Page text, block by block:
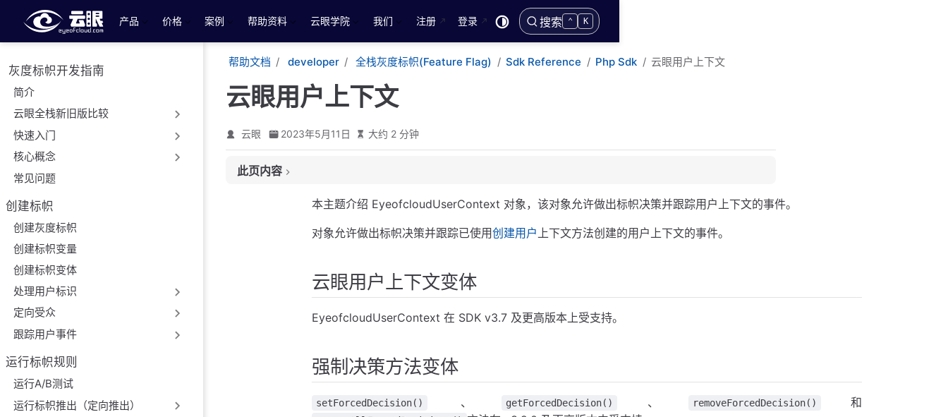
跳至主要內容
产品
价格 案例 帮助资料 云眼学院 我们 注册 登录 搜索 ⌃ K
灰度标帜开发指南
简介
云眼全栈新旧版比较
快速入门
核心概念
常见问题
创建标帜
创建灰度标帜
创建标帜变量
创建标帜变体
处理用户标识
定向受众
跟踪用户事件
运行标帜规则
运行A/B测试
运行标帜推出（定向推出）
帮助文档 developer 全栈灰度标帜(Feature Flag) Sdk Reference Php Sdk 云眼用户上下文
云眼用户上下文
云眼 2023年5月11日 大约 2 分钟
此页内容
云眼用户上下文定义
本主题介绍 EyeofcloudUserContext 对象，该对象允许做出标帜决策并跟踪用户上下文的事件。
对象允许做出标帜决策并跟踪已使用创建用户上下文方法创建的用户上下文的事件。
云眼用户上下文变体
EyeofcloudUserContext 在 SDK v3.7 及更高版本上受支持。
强制决策方法变体
setForcedDecision() 、 getForcedDecision() 、 removeForcedDecision() 和